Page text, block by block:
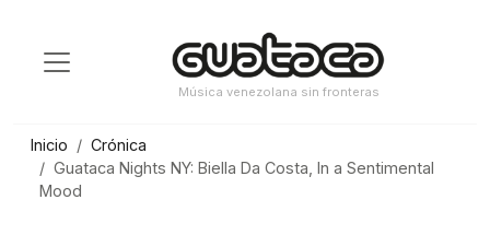
contenido
Música venezolana sin fronteras
Inicio
Crónica
Guataca Nights NY: Biella Da Costa, In a Sentimental
Mood